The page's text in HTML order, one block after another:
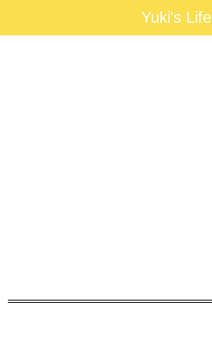
Yuki's LifeYuki's Life